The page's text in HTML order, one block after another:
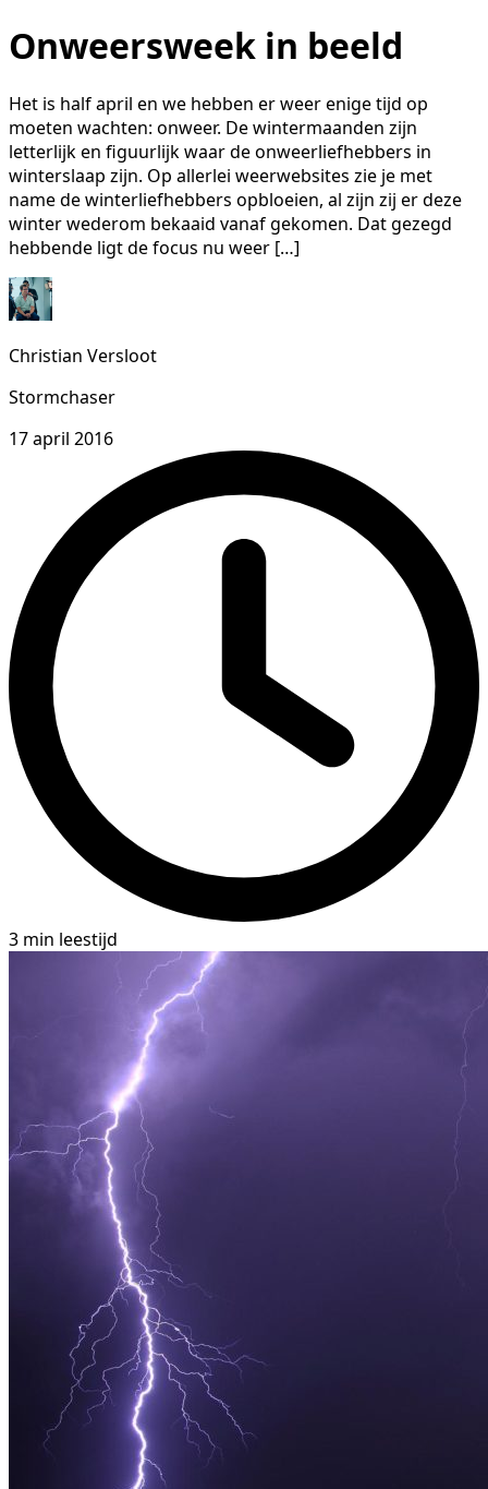
Onweersweek in beeld
Het is half april en we hebben er weer enige tijd op
moeten wachten: onweer. De wintermaanden zijn
letterlijk en figuurlijk waar de onweerliefhebbers in
winterslaap zijn. Op allerlei weerwebsites zie je met
name de winterliefhebbers opbloeien, al zijn zij er deze
winter wederom bekaaid vanaf gekomen. Dat gezegd
hebbende ligt de focus nu weer […]
Christian Versloot
Stormchaser
17 april 2016
3 min leestijd